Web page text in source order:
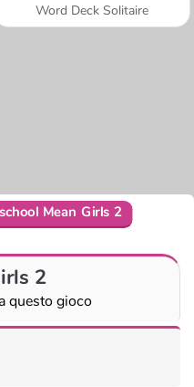
Word Deck Solitaire
Mean Girls 2
2
questo gioco